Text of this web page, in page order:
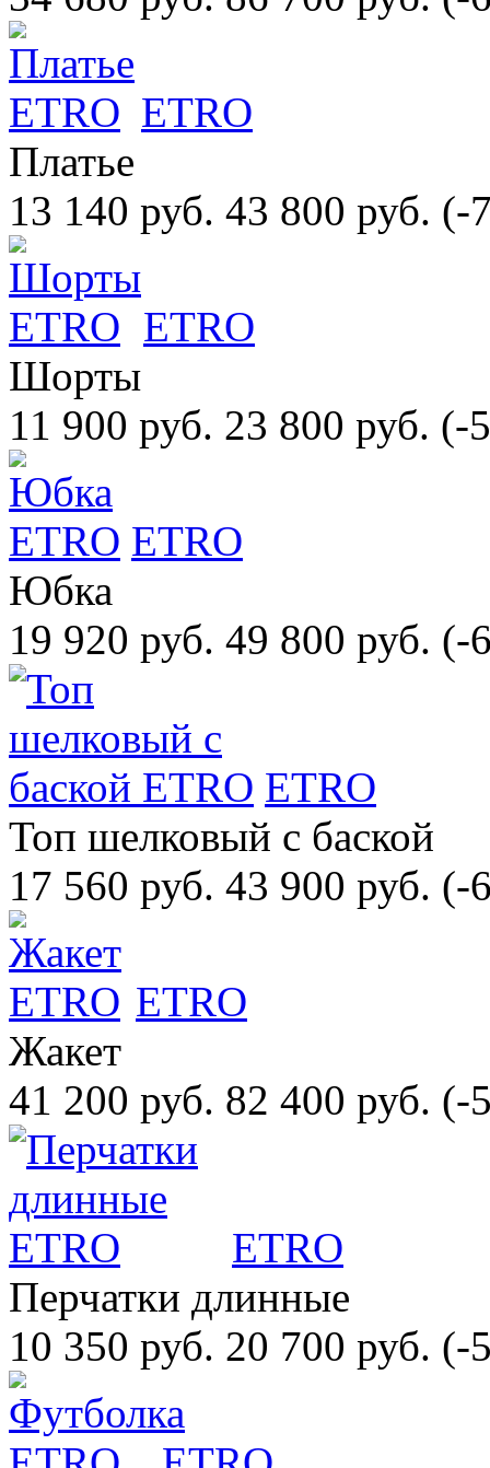
ETRO
Платье
13 140 руб. 43 800 руб. (-
ETRO
Шорты
11 900 руб. 23 800 руб. (-
ETRO
Юбка
19 920 руб. 49 800 руб. (-
ETRO
Топ шелковый с баской
17 560 руб. 43 900 руб. (-
ETRO
Жакет
41 200 руб. 82 400 руб. (-
ETRO
Перчатки длинные
10 350 руб. 20 700 руб. (-